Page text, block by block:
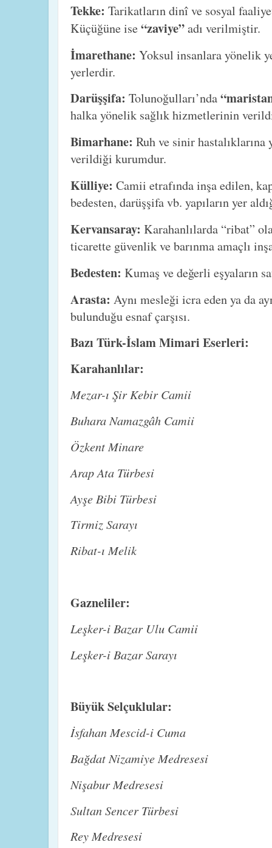
Tekke: Tarikatların dinî ve sosyal
Küçüğüne ise“zaviye”adı verilmiştir.
İmarethane: Yoksul insanlara yönelik
yerlerdir.
Darüşşifa: Tolunoğulları’nda
halka yönelik sağlık hizmetlerinin
Bimarhane: Ruh ve sinir
verildiği kurumdur.
Külliye: Camii etrafında inşa edilen,
bedesten, darüşşifa vb. yapıların yer
Kervansaray: Karahanlılarda “ribat”
ticarette güvenlik ve barınma amaçlı
Bedesten: Kumaş ve değerli eşyaların
Arasta: Aynı mesleği icra eden ya da
bulunduğu esnaf çarşısı.
Bazı Türk-İslam Mimari Eserleri:
Karahanlılar:
Mezar-ı Şir Kebir Camii
Buhara Namazgâh Camii
Özkent Minare
Arap Ata Türbesi
Ayşe Bibi Türbesi
Tirmiz Sarayı
Ribat-ı Melik
Gazneliler:
Leşker-i Bazar Ulu Camii
Leşker-i Bazar Sarayı
Büyük Selçuklular:
İsfahan Mescid-i Cuma
Bağdat Nizamiye Medresesi
Nişabur Medresesi
Sultan Sencer Türbesi
Rey Medresesi